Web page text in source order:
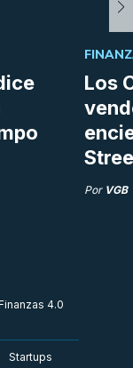
Los
Por VGB
4.0
Startups